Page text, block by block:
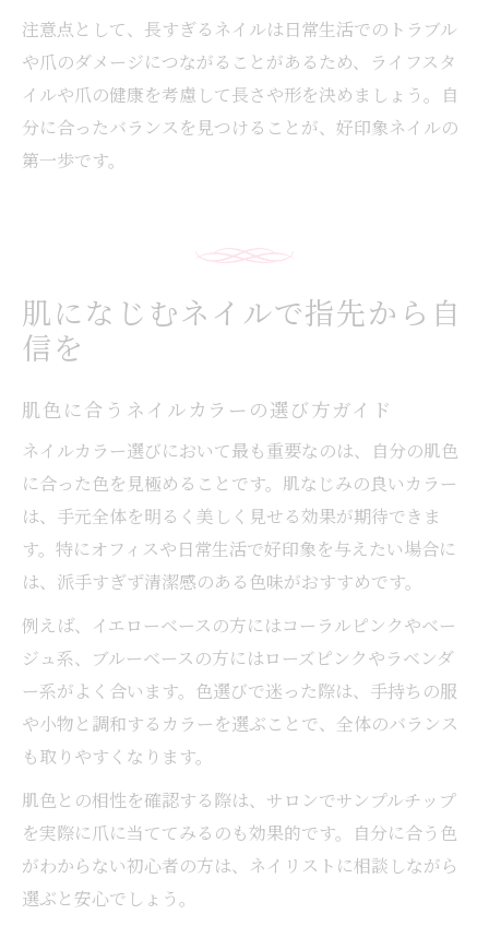
注意点として、長すぎるネイルは日常生活でのトラブル
や爪のダメージにつながることがあるため、ライフスタ
イルや爪の健康を考慮して長さや形を決めましょう。自
分に合ったバランスを見つけることが、好印象ネイルの
第一歩です。
肌になじむネイルで指先から自
信を
肌色に合うネイルカラーの選び方ガイド
ネイルカラー選びにおいて最も重要なのは、自分の肌色
に合った色を見極めることです。肌なじみの良いカラー
は、手元全体を明るく美しく見せる効果が期待できま
す。特にオフィスや日常生活で好印象を与えたい場合に
は、派手すぎず清潔感のある色味がおすすめです。
例えば、イエローベースの方にはコーラルピンクやベー
ジュ系、ブルーベースの方にはローズピンクやラベンダ
ー系がよく合います。色選びで迷った際は、手持ちの服
や小物と調和するカラーを選ぶことで、全体のバランス
も取りやすくなります。
肌色との相性を確認する際は、サロンでサンプルチップ
を実際に爪に当ててみるのも効果的です。自分に合う色
がわからない初心者の方は、ネイリストに相談しながら
選ぶと安心でしょう。